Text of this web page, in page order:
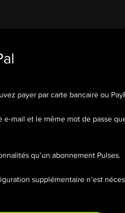
payer par carte bancaire ou
mail et le même mot de passe
qu’un abonnement Pulses.
supplémentaire n’est